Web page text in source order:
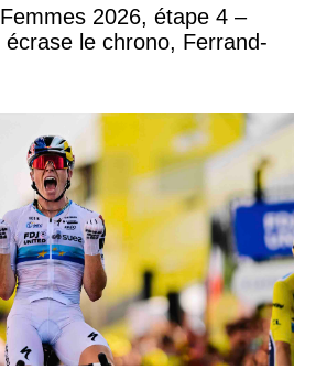
2026, étape 4 –
le chrono, Ferrand-